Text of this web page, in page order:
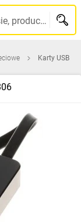
Szukaj po nazwie, indeksie, producencie, kodzie kreskowym...
Karty USB